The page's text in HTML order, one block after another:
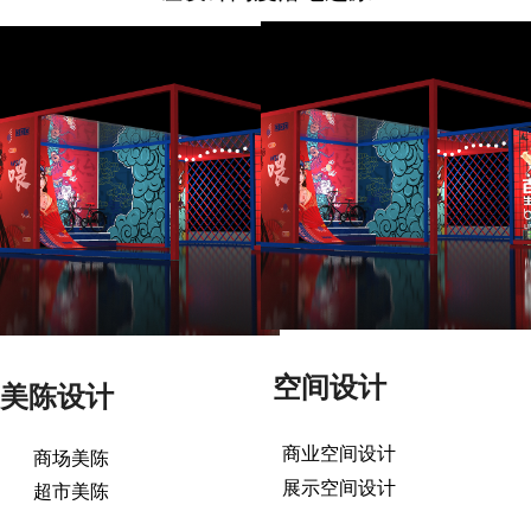
美陈设计
商场美陈
超市美陈
空间设计
商业空间设计
展示空间设计